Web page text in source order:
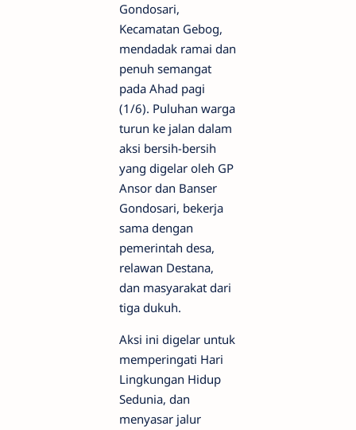
Gondosari,
Kecamatan Gebog,
mendadak ramai dan
penuh semangat
pada Ahad pagi
(1/6). Puluhan warga
turun ke jalan dalam
aksi bersih-bersih
yang digelar oleh GP
Ansor dan Banser
Gondosari, bekerja
sama dengan
pemerintah desa,
relawan Destana,
dan masyarakat dari
tiga dukuh.
Aksi ini digelar untuk
memperingati Hari
Lingkungan Hidup
Sedunia, dan
menyasar jalur